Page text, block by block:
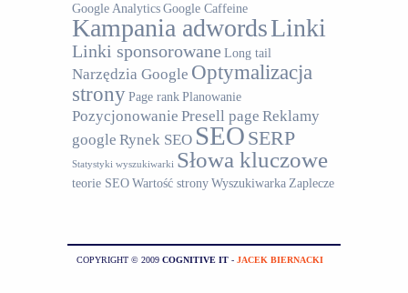
Google AnalyticsGoogle Caffeine
Kampania adwordsLinki
Linki sponsorowane Long tail
Narzędzia Google Optymalizacja
stronyPage rankPlanowanie
Pozycjonowanie Presell page Reklamy
google Rynek SEO SEO SERP
Statystyki wyszukiwarki Słowa kluczowe
teorie SEOWartość stronyWyszukiwarka Zaplecze
COPYRIGHT © 2009 COGNITIVE IT - JACEK BIERNACKI